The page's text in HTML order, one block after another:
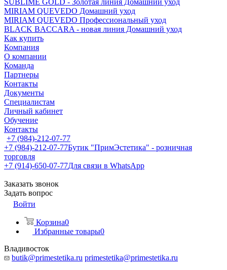
SUBLIME GOLD - Золотая линия Домашний уход
MIRIAM QUEVEDO Домашний уход
MIRIAM QUEVEDO Профессиональный уход
BLACK BACCARA - новая линия Домашний уход
Как купить
Компания
О компании
Команда
Партнеры
Контакты
Документы
Специалистам
Личный кабинет
Обучение
Контакты
+7 (984)-212-07-77
+7 (984)-212-07-77Бутик "ПримЭстетика" - розничная
торговля
+7 (914)-650-07-77Для связи в WhatsApp
Заказать звонок
Задать вопрос
Войти
Корзина0
Избранные товары0
Владивосток
butik@primestetika.ru primestetika@primestetika.ru